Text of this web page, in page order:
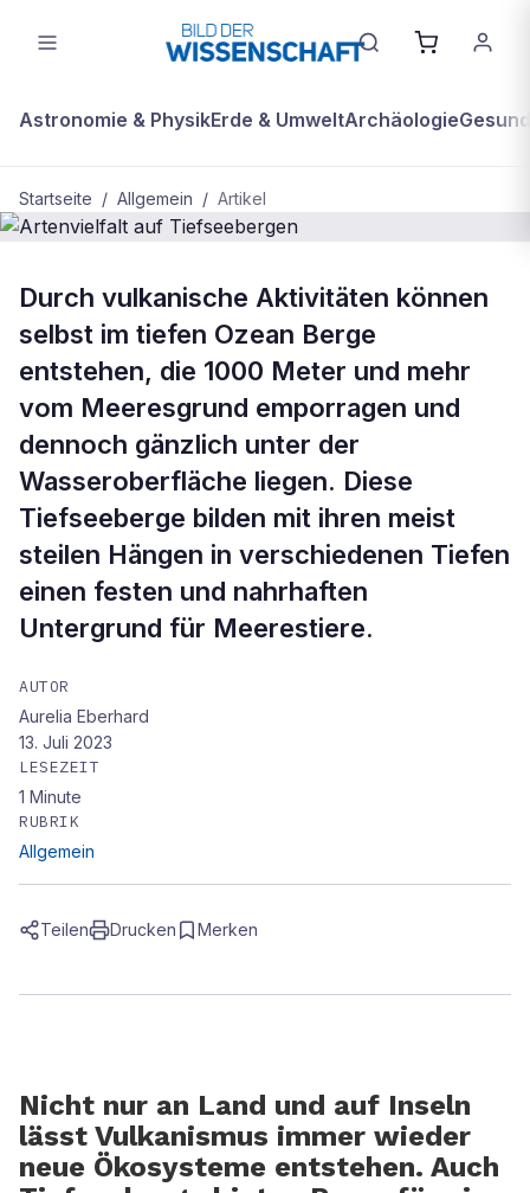
Astronomie & PhysikErde & UmweltArchäologie
Startseite / Allgemein / Artikel
Artenvielfalt auf Tiefseebergen
Durch vulkanische Aktivitäten können
selbst im tiefen Ozean Berge
entstehen, die 1000 Meter und mehr
vom Meeresgrund emporragen und
dennoch gänzlich unter der
Wasseroberfläche liegen. Diese
Tiefseeberge bilden mit ihren meist
steilen Hängen in verschiedenen Tiefen
einen festen und nahrhaften
Untergrund für Meerestiere.
AUTOR
Aurelia Eberhard
13. Juli 2023
LESEZEIT
1 Minute
RUBRIK
Allgemein
Teilen Drucken Merken
Nicht nur an Land und auf Inseln
lässt Vulkanismus immer wieder
neue Ökosysteme entstehen. Auch